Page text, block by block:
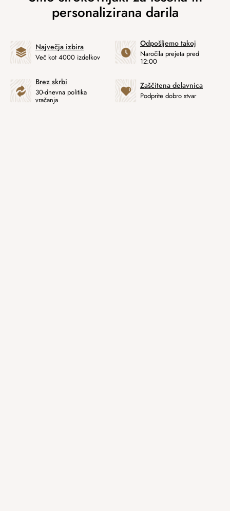
Največja izbira
Več kot 4000 izdelkov
Odpošljemo takoj
Naročila prejeta pred
12:00
Brez skrbi
30-dnevna politika
vračanja
Zaščitena delavnica
Podprite dobro stvar